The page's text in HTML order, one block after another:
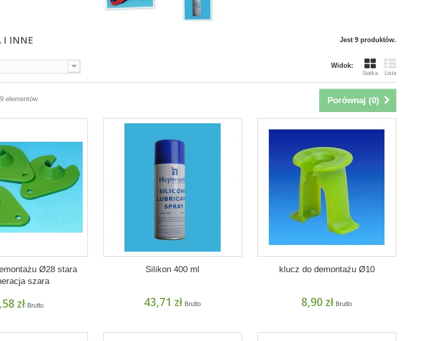
I INNE Jest 9 produktów.
Widok:
Siatka Lista
Porównaj (0)
elementów
Ø28 stara
szara
zł Brutto
Silikon 400 ml
43,71 zł Brutto
klucz do demontażu Ø10
8,90 zł Brutto